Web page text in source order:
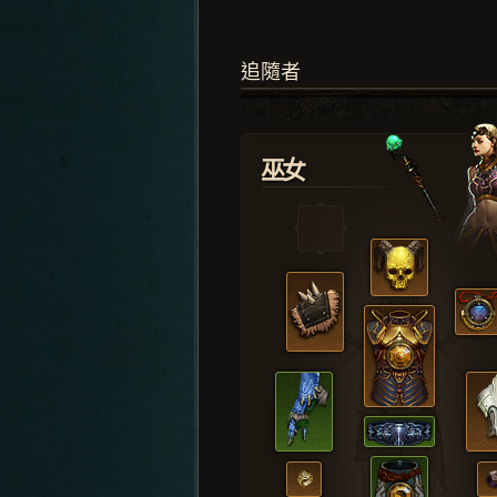
追隨者
巫女